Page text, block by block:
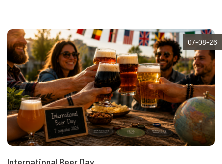
07-08-26
International Beer Day